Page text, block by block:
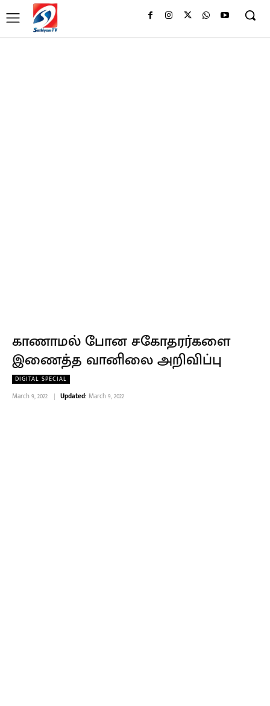
காணாமல் போன சகோதரர்களை
இணைத்த வானிலை அறிவிப்பு
DIGITAL SPECIAL
March 9, 2022 Updated: March 9, 2022